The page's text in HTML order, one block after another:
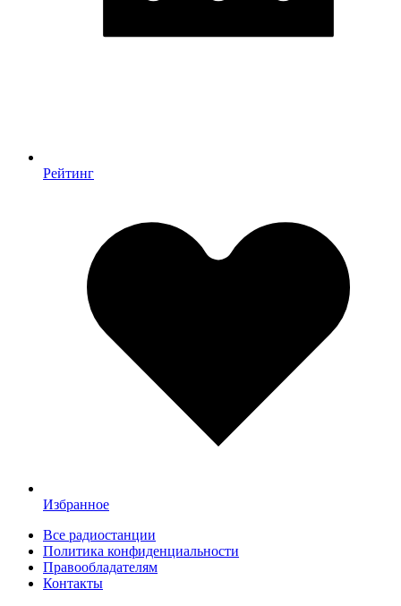
Рейтинг
Избранное
Все радиостанции
Политика конфиденциальности
Правообладателям
Контакты